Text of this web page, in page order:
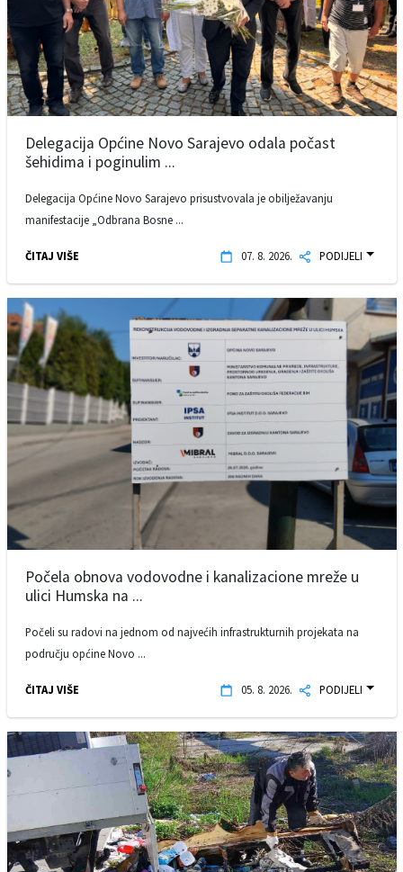
Delegacija Općine Novo Sarajevo odala počast
šehidima i poginulim ...
Delegacija Općine Novo Sarajevo prisustvovala je obilježavanju
manifestacije „Odbrana Bosne ...
ČITAJ VIŠE 07. 8. 2026. PODIJELI
Počela obnova vodovodne i kanalizacione mreže u
ulici Humska na ...
Počeli su radovi na jednom od najvećih infrastrukturnih projekata na
području općine Novo ...
ČITAJ VIŠE 05. 8. 2026. PODIJELI